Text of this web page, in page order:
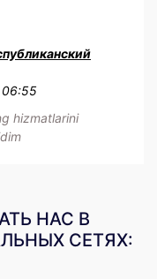
hizmatlarini
НАС В
СЕТЯХ: